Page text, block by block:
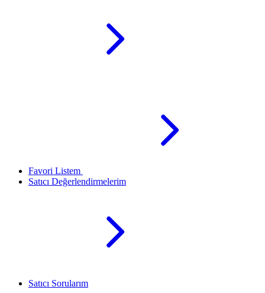
Favori Listem
Satıcı Değerlendirmelerim
Satıcı Sorularım